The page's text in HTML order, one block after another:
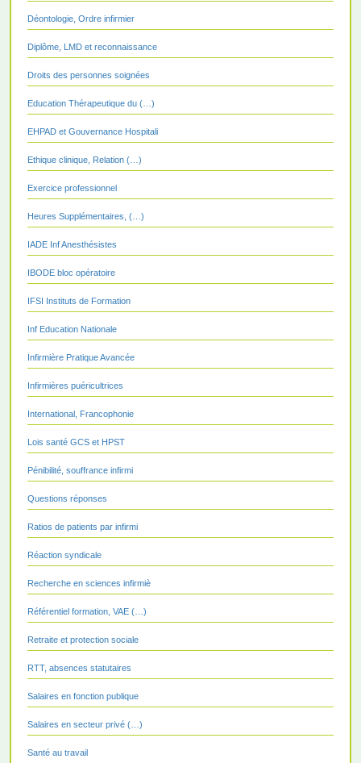
Déontologie, Ordre infirmier
Diplôme, LMD et reconnaissance
Droits des personnes soignées
Education Thérapeutique du (…)
EHPAD et Gouvernance Hospitali
Ethique clinique, Relation (…)
Exercice professionnel
Heures Supplémentaires, (…)
IADE Inf Anesthésistes
IBODE bloc opératoire
IFSI Instituts de Formation
Inf Education Nationale
Infirmière Pratique Avancée
Infirmières puéricultrices
International, Francophonie
Lois santé GCS et HPST
Pénibilité, souffrance infirmi
Questions réponses
Ratios de patients par infirmi
Réaction syndicale
Recherche en sciences infirmiè
Référentiel formation, VAE (…)
Retraite et protection sociale
RTT, absences statutaires
Salaires en fonction publique
Salaires en secteur privé (…)
Santé au travail